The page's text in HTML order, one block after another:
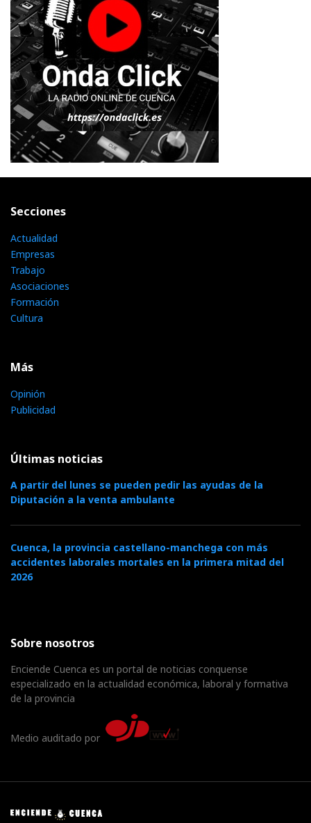
Secciones
Actualidad
Empresas
Trabajo
Asociaciones
Formación
Cultura
Más
Opinión
Publicidad
Últimas noticias
A partir del lunes se pueden pedir las ayudas de la
Diputación a la venta ambulante
Cuenca, la provincia castellano-manchega con más
accidentes laborales mortales en la primera mitad del
2026
Sobre nosotros
Enciende Cuenca es un portal de noticias conquense
especializado en la actualidad económica, laboral y formativa
de la provincia
Medio auditado por